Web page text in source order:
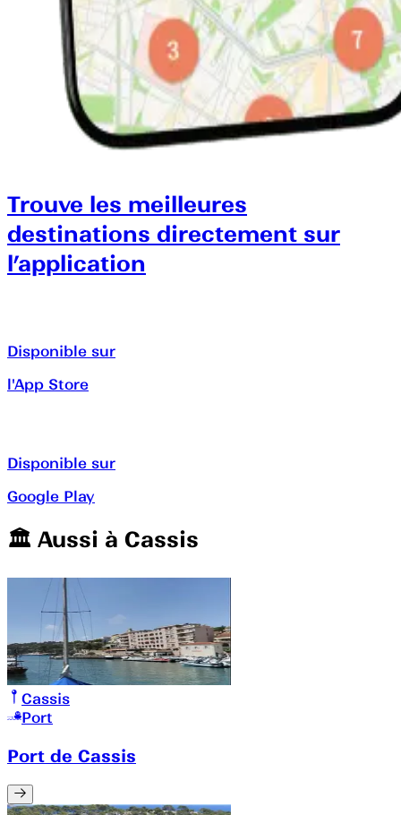
Trouve les meilleures
destinations directement sur
l’application
Disponible sur
l'App Store
Disponible sur
Google Play
🏛️️ Aussi à Cassis
Cassis
Port
Port de Cassis